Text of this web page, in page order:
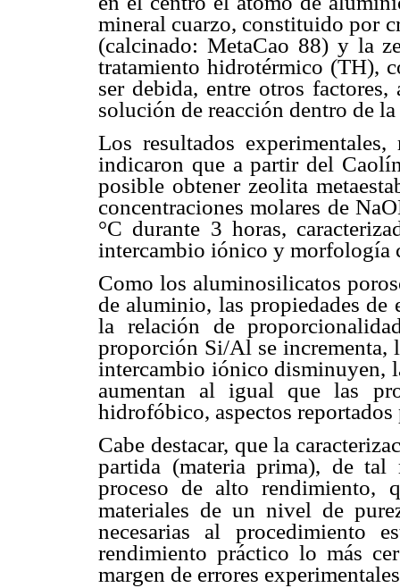
mineral cuarzo, constituido por
(calcinado: MetaCao 88) y la
tratamiento hidrotérmico (TH),
ser debida, entre otros
solución de reacción dentro de
Los resultados
indicaron que a partir del
posible obtener zeolita
concentraciones molares de
°C durante 3 horas,
intercambio iónico y morfología
Como los aluminosilicatos
de aluminio, las propiedades de
la relación de
proporción Si/Al se incrementa,
intercambio iónico disminuyen,
aumentan al igual que las
hidrofóbico, aspectos
Cabe destacar, que la
partida (materia prima), de tal
proceso de alto rendimiento,
materiales de un nivel de
necesarias al procedimiento
rendimiento práctico lo más
margen de errores